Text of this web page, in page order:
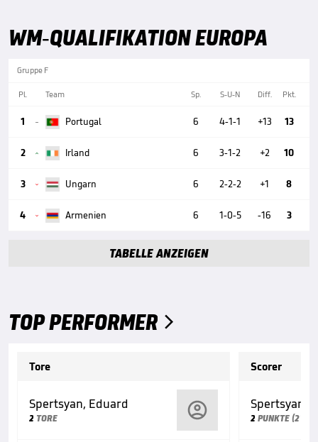
WM-QUALIFIKATION EUROPA
Gruppe F
Pl. Team Sp. S-U-N Diff. Pkt.
1  Portugal 6 4-1-1 +13 13
2  Irland 6 3-1-2 +2 10
3  Ungarn 6 2-2-2 +1 8
4  Armenien 6 1-0-5 -16 3
TABELLE ANZEIGEN
TOP PERFORMER 
Tore
Spertsyan, Eduard
2 TORE
Scorer
Spertsyan,
2 PUNKTE (2